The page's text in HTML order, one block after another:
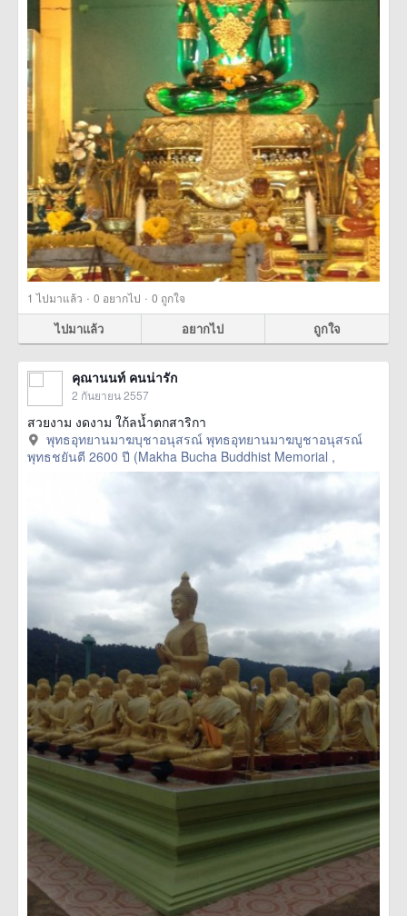
1 ไปมาแล้ว · 0 อยากไป · 0 ถูกใจ
ไปมาแล้ว อยากไป ถูกใจ
คุณานนท์ คนน่ารัก
2 กันยายน 2557
สวยงาม งดงาม ใก้ลน้ำตกสาริกา
พุทธอุทยานมาฆบุชาอนุสรณ์ พุทธอุทยานมาฆบูชาอนุสรณ์
พุทธชยันตี 2600 ปี (Makha Bucha Buddhist Memorial ,